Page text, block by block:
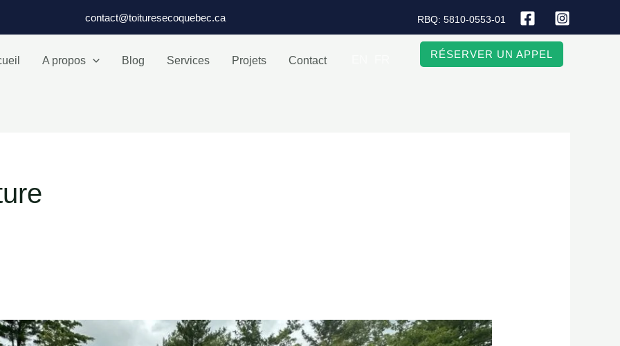
contact@toituresecoquebec.ca RBQ: 5810-0553-01
A propos Blog Services Projets Contact
RÉSERVER UN APPEL